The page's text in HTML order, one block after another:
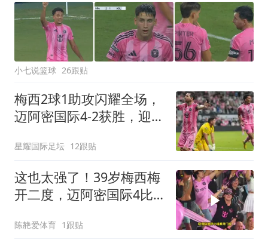
小七说篮球 26跟贴
梅西2球1助攻闪耀全场，
迈阿密国际4-2获胜，迎联
星耀国际足坛 12跟贴
这也太强了！39岁梅西梅
开二度，迈阿密国际4比2
陈赩爱体育 1跟贴